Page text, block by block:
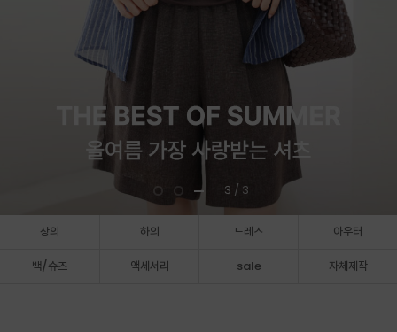
3 / 3
상의 하의 드레스 아우터
백/슈즈 액세서리 sale 자체제작